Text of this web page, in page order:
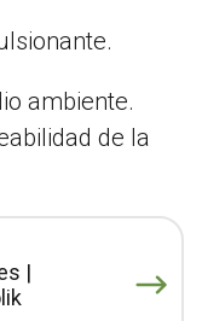
ambiente.
de la
|